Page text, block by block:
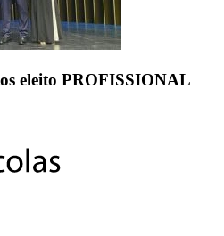
eleito PROFISSIONAL